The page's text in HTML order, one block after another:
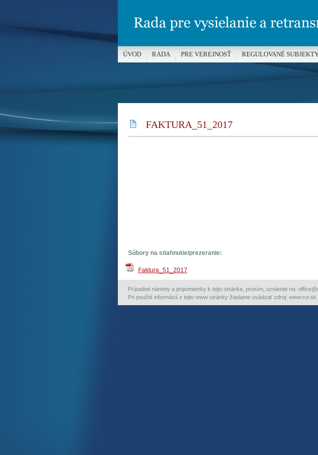
FAKTURA_51_2017
Súbory na stiahnutie/prezeranie:
Faktura_51_2017
Prípadné námety a pripomienky k tejto stránke, prosím, oznámte na:
Pri použití informácií z tejto www stránky žiadame uvádzať zdroj:
ÚVOD RADA PRE VEREJNOSŤ REGULOVANÉ